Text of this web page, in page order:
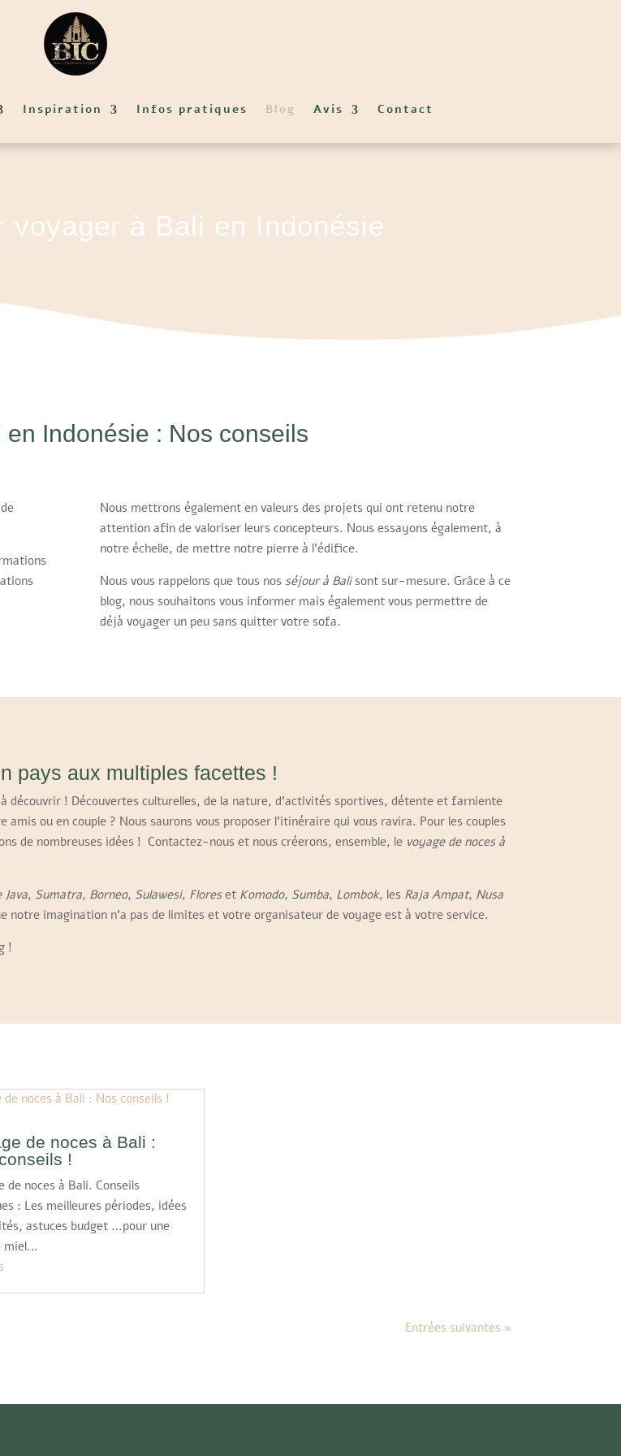
Inspiration Infos pratiques Blog Avis Contact
voyager à Bali en Indonésie
en Indonésie : Nos conseils
Nous mettrons également en valeurs des projets qui ont retenu notre
attention afin de valoriser leurs concepteurs. Nous essayons également, à
notre échelle, de mettre notre pierre à l’édifice.
Nous vous rappelons que tous nos séjour à Balisont sur-mesure. Grâce à ce
blog, nous souhaitons vous informer mais également vous permettre de
déjà voyager un peu sans quitter votre sofa.
pays aux multiples facettes !
découvrir ! Découvertes culturelles, de la nature, d’activités sportives, détente et farniente
ou en couple ? Nous saurons vous proposer l’itinéraire qui vous ravira. Pour les couples
de nombreuses idées ! Contactez-nous et nous créerons, ensemble, le voyage de noces à
Java, Sumatra, Borneo, Sulawesi, Floreset Komodo, Sumba, Lombok, les Raja Ampat, Nusa
notre imagination n’a pas de limites et votre organisateur de voyage est à votre service.
!
de noces à Bali :
!
de noces à Bali. Conseils
: Les meilleures périodes, idées
astuces budget …pour une
miel…
Entrées suivantes »